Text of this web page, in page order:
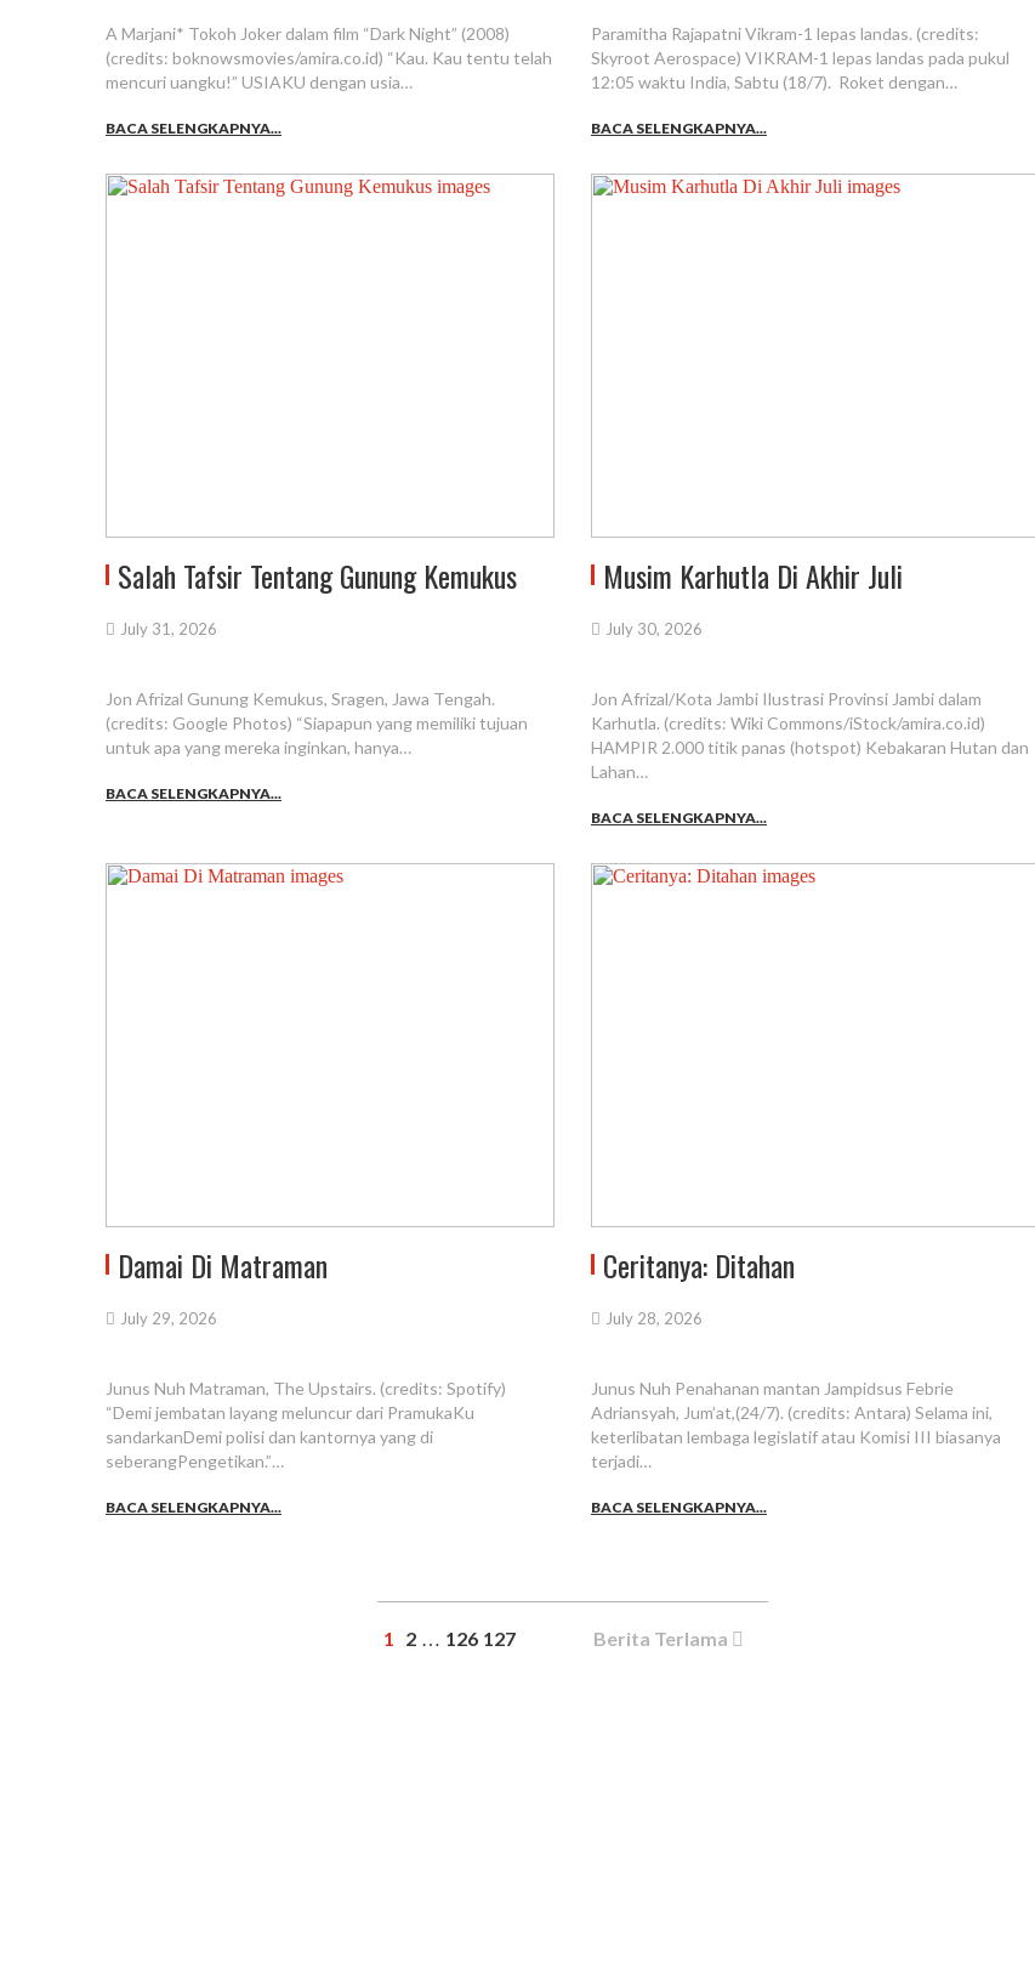
A Marjani* Tokoh Joker dalam film “Dark Night” (2008)
(credits: boknowsmovies/amira.co.id) “Kau. Kau tentu telah
mencuri uangku!” USIAKU dengan usia…
BACA SELENGKAPNYA...
Paramitha Rajapatni Vikram-1 lepas landas. (credits:
Skyroot Aerospace) VIKRAM-1 lepas landas pada pukul
12:05 waktu India, Sabtu (18/7). Roket dengan…
BACA SELENGKAPNYA...
Salah Tafsir Tentang Gunung Kemukus
July 31, 2026
Jon Afrizal Gunung Kemukus, Sragen, Jawa Tengah.
(credits: Google Photos) “Siapapun yang memiliki tujuan
untuk apa yang mereka inginkan, hanya…
BACA SELENGKAPNYA...
Musim Karhutla Di Akhir Juli
July 30, 2026
Jon Afrizal/Kota Jambi Ilustrasi Provinsi Jambi dalam
Karhutla. (credits: Wiki Commons/iStock/amira.co.id)
HAMPIR 2.000 titik panas (hotspot) Kebakaran Hutan dan
Lahan…
BACA SELENGKAPNYA...
Damai Di Matraman
July 29, 2026
Junus Nuh Matraman, The Upstairs. (credits: Spotify)
“Demi jembatan layang meluncur dari PramukaKu
sandarkanDemi polisi dan kantornya yang di
seberangPengetikan.”…
BACA SELENGKAPNYA...
Ceritanya: Ditahan
July 28, 2026
Junus Nuh Penahanan mantan Jampidsus Febrie
Adriansyah, Jum’at,(24/7). (credits: Antara) Selama ini,
keterlibatan lembaga legislatif atau Komisi III biasanya
terjadi…
BACA SELENGKAPNYA...
1 2 … 126 127 Berita Terlama